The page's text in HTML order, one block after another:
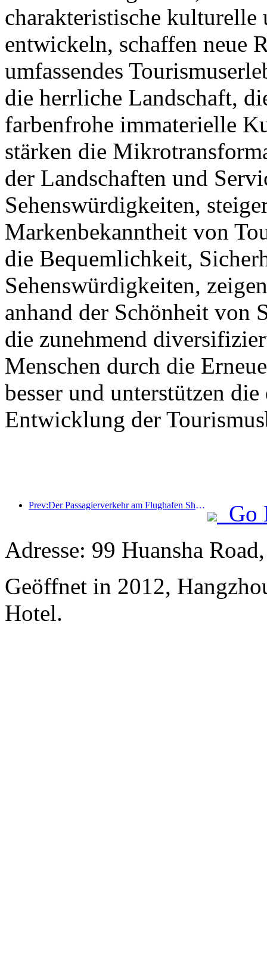
charakteristische
entwickeln, schaffen neue
umfassendes
die herrliche Landschaft,
farbenfrohe immaterielle
stärken die
der Landschaften und
Sehenswürdigkeiten,
Markenbekanntheit von
die Bequemlichkeit,
Sehenswürdigkeiten,
anhand der Schönheit von
die zunehmend
Menschen durch die
besser und unterstützen
Entwicklung der
Prev:Der Passagierverkehr am Flughafen Shenzhen nimmt während der Sommerferien stark zu, und viele ausländische Fluggesellschaften erweitern ihr China-Angebot.
Go
Adresse: 99 Huansha
Geöffnet in 2012,
Hotel.